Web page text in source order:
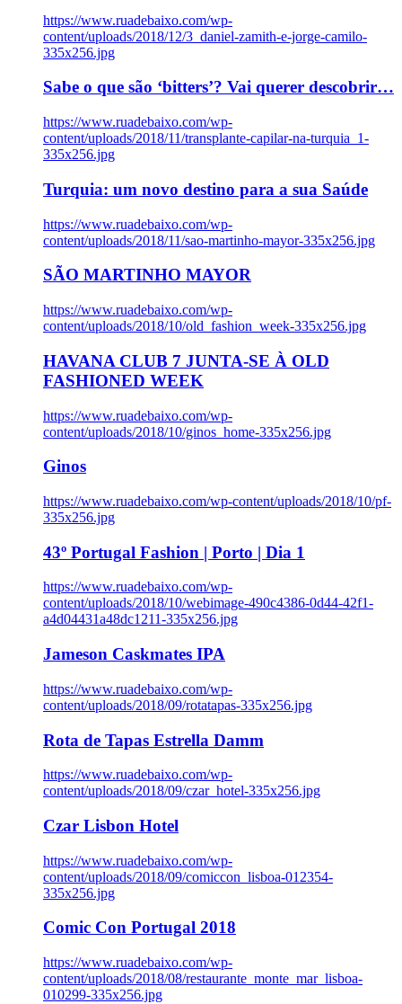
https://www.ruadebaixo.com/wp-
content/uploads/2018/12/3_daniel-zamith-e-jorge-camilo-
335x256.jpg
Sabe o que são ‘bitters’? Vai querer descobrir…
https://www.ruadebaixo.com/wp-
content/uploads/2018/11/transplante-capilar-na-turquia_1-
335x256.jpg
Turquia: um novo destino para a sua Saúde
https://www.ruadebaixo.com/wp-
content/uploads/2018/11/sao-martinho-mayor-335x256.jpg
SÃO MARTINHO MAYOR
https://www.ruadebaixo.com/wp-
content/uploads/2018/10/old_fashion_week-335x256.jpg
HAVANA CLUB 7 JUNTA-SE À OLD
FASHIONED WEEK
https://www.ruadebaixo.com/wp-
content/uploads/2018/10/ginos_home-335x256.jpg
Ginos
https://www.ruadebaixo.com/wp-content/uploads/2018/10/pf-
335x256.jpg
43º Portugal Fashion | Porto | Dia 1
https://www.ruadebaixo.com/wp-
content/uploads/2018/10/webimage-490c4386-0d44-42f1-
a4d04431a48dc1211-335x256.jpg
Jameson Caskmates IPA
https://www.ruadebaixo.com/wp-
content/uploads/2018/09/rotatapas-335x256.jpg
Rota de Tapas Estrella Damm
https://www.ruadebaixo.com/wp-
content/uploads/2018/09/czar_hotel-335x256.jpg
Czar Lisbon Hotel
https://www.ruadebaixo.com/wp-
content/uploads/2018/09/comiccon_lisboa-012354-
335x256.jpg
Comic Con Portugal 2018
https://www.ruadebaixo.com/wp-
content/uploads/2018/08/restaurante_monte_mar_lisboa-
010299-335x256.jpg